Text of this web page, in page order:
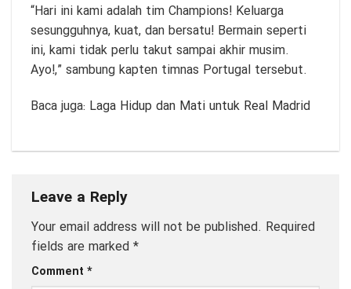
“Hari ini kami adalah tim Champions! Keluarga
sesungguhnya, kuat, dan bersatu! Bermain seperti
ini, kami tidak perlu takut sampai akhir musim.
Ayo!,” sambung kapten timnas Portugal tersebut.
Baca juga: Laga Hidup dan Mati untuk Real Madrid
Leave a Reply
Your email address will not be published. Required
fields are marked *
Comment *